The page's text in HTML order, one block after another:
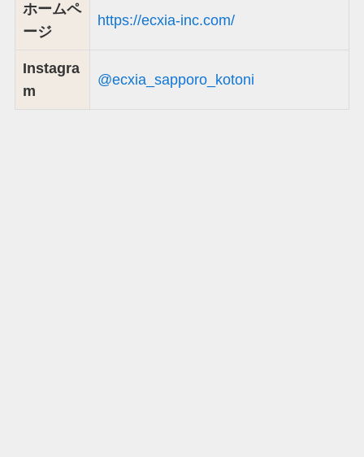
ホームペ
ージ
https://ecxia-inc.com/
Instagra
m
@ecxia_sapporo_kotoni